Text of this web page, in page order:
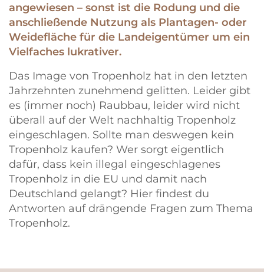
angewiesen – sonst ist die Rodung und die
anschließende Nutzung als Plantagen- oder
Weidefläche für die Landeigentümer um ein
Vielfaches lukrativer.
Das Image von Tropenholz hat in den letzten
Jahrzehnten zunehmend gelitten. Leider gibt
es (immer noch) Raubbau, leider wird nicht
überall auf der Welt nachhaltig Tropenholz
eingeschlagen. Sollte man deswegen kein
Tropenholz kaufen? Wer sorgt eigentlich
dafür, dass kein illegal eingeschlagenes
Tropenholz in die EU und damit nach
Deutschland gelangt? Hier findest du
Antworten auf drängende Fragen zum Thema
Tropenholz.